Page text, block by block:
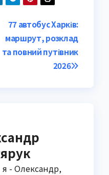
77 автобус Харків:
маршрут, розклад
та повний путівник
2026
я - Олександр,